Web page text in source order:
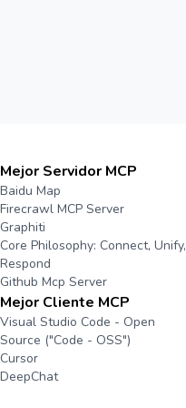
Mejor Servidor MCP
Baidu Map
Firecrawl MCP Server
Graphiti
Core Philosophy: Connect, Unify,
Respond
Github Mcp Server
Mejor Cliente MCP
Visual Studio Code - Open
Source ("Code - OSS")
Cursor
DeepChat